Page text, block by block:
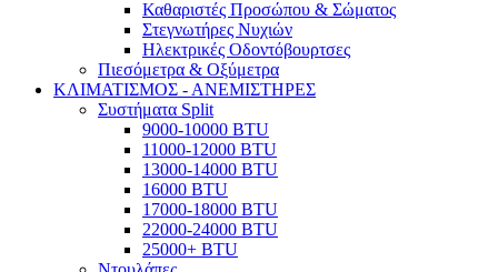
Καθαριστές Προσώπου & Σώματος
Στεγνωτήρες Νυχιών
Ηλεκτρικές Οδοντόβουρτσες
Πιεσόμετρα & Οξύμετρα
ΚΛΙΜΑΤΙΣΜΟΣ - ΑΝΕΜΙΣΤΗΡΕΣ
Συστήματα Split
9000-10000 BTU
11000-12000 BTU
13000-14000 BTU
16000 BTU
17000-18000 BTU
22000-24000 BTU
25000+ BTU